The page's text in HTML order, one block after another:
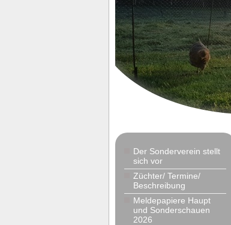
Der Sonderverein stellt
sich vor
Züchter/ Termine/
Beschreibung
Meldepapiere Haupt
und Sonderschauen
2026